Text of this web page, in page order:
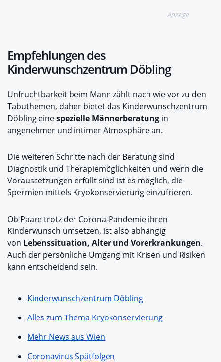
Anzeige
Empfehlungen des
Kinderwunschzentrum Döbling
Unfruchtbarkeit beim Mann zählt nach wie vor zu den
Tabuthemen, daher bietet das Kinderwunschzentrum
Döbling einespezielle Männerberatung in
angenehmer und intimer Atmosphäre an.
Die weiteren Schritte nach der Beratung sind
Diagnostik und Therapiemöglichkeiten und wenn die
Voraussetzungen erfüllt sind ist es möglich, die
Spermien mittels Kryokonservierung einzufrieren.
Ob Paare trotz der Corona-Pandemie ihren
Kinderwunsch umsetzen, ist also abhängig
von Lebenssituation, Alter und Vorerkrankungen.
Auch der persönliche Umgang mit Krisen und Risiken
kann entscheidend sein.
Kinderwunschzentrum Döbling
Alles zum Thema Kryokonservierung
Mehr News aus Wien
Coronavirus Spätfolgen